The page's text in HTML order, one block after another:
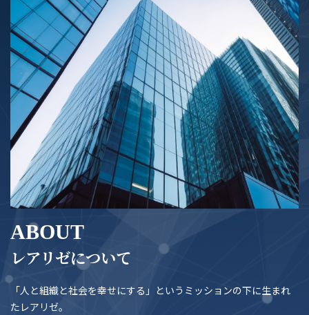
ABOUT
レアリゼについて
「人と組織と社会を幸せにする」というミッションの下に生まれ
たレアリゼ。